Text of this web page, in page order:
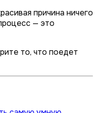
причина ничего
— это
то, что поедет